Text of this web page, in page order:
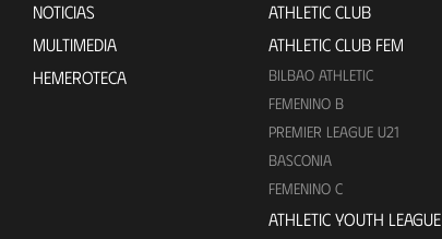
NOTICIAS
MULTIMEDIA
HEMEROTECA
ATHLETIC CLUB
ATHLETIC CLUB FEM
BILBAO ATHLETIC
FEMENINO B
PREMIER LEAGUE U21
BASCONIA
FEMENINO C
ATHLETIC YOUTH LEAGUE